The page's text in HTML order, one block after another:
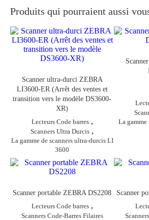
Produits qui pourraient aussi
Scanner ultra-durci ZEBRA
LI3600-ER (Arrêt des ventes et
transition vers le modèle DS3600-
XR)
Lecteurs Code barres,
Scanners Ultra Durcis ,
La gamme de scanners ultra-durcis LI
3600
La gamme
Scanner portable ZEBRA DS2208
Lecteurs Code barres,
Scanners Code-Barres Filaires
Scanner